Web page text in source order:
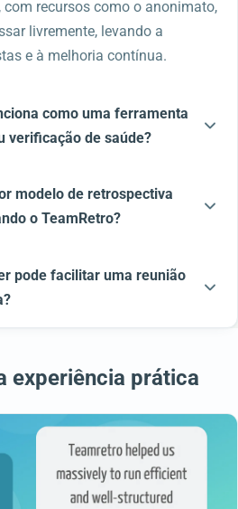
com recursos como o anonimato,
livremente, levando a
e à melhoria contínua.
como uma ferramenta
verificação de saúde?
modelo de retrospectiva
o TeamRetro?
pode facilitar uma reunião
experiência prática